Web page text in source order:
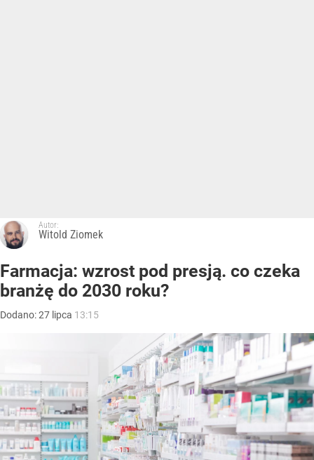
Autor:
Witold Ziomek
Farmacja: wzrost pod presją. co czeka
branżę do 2030 roku?
Dodano:27 lipca 13:15